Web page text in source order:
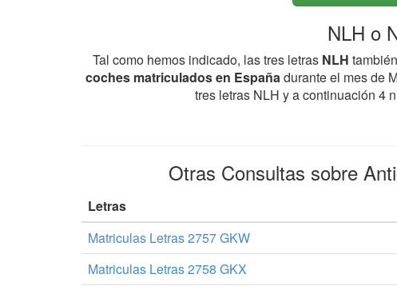
NLH o
Tal como hemos indicado, las tres letras NLH
coches matriculados en Españadurante el mes de
tres letras NLH y a continuación 4
Otras Consultas sobre
Letras
Matriculas Letras 2757 GKW
Matriculas Letras 2758 GKX